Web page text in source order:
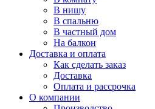
В нишу
В спальню
В частный дом
На балкон
Доставка и оплата
Как сделать заказ
Доставка
Оплата и рассрочка
О компании